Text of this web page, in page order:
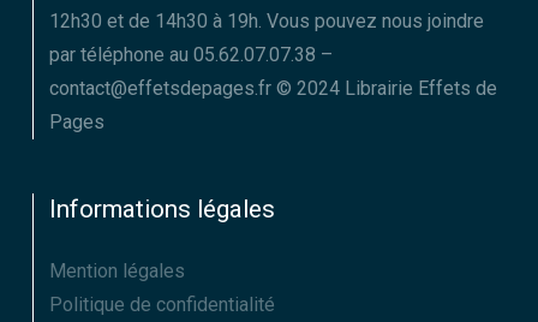
12h30 et de 14h30 à 19h. Vous pouvez nous joindre
par téléphone au 05.62.07.07.38 –
contact@effetsdepages.fr © 2024 Librairie Effets de
Pages
Informations légales
Mention légales
Politique de confidentialité